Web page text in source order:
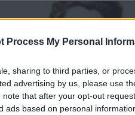
Process My Personal
sharing to third parties, or
advertising by us, please use
that after your opt-out
ads based on personal